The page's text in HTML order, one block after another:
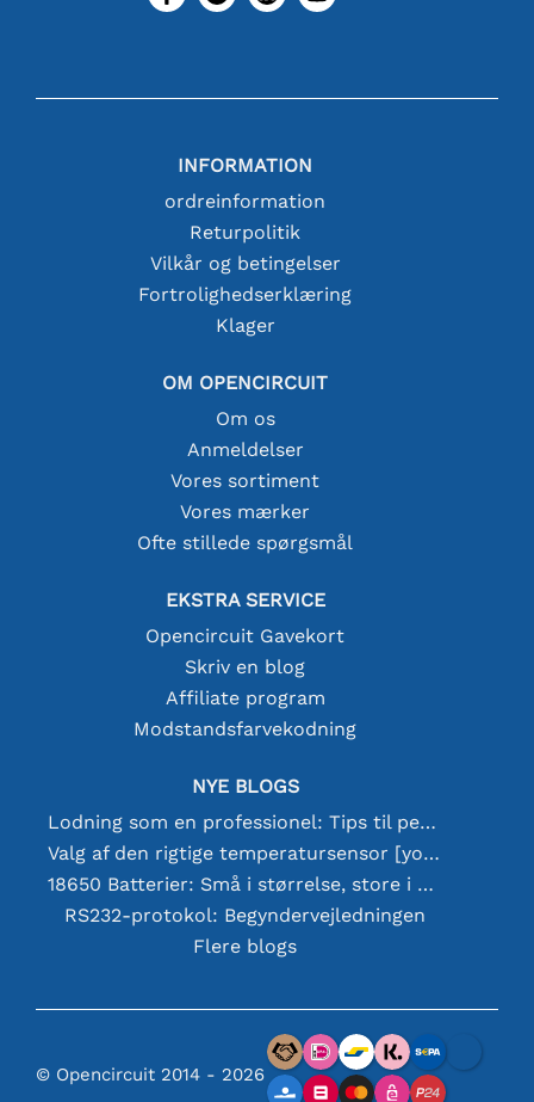
INFORMATION
ordreinformation
Returpolitik
Vilkår og betingelser
Fortrolighedserklæring
Klager
OM OPENCIRCUIT
Om os
Anmeldelser
Vores sortiment
Vores mærker
Ofte stillede spørgsmål
EKSTRA SERVICE
Opencircuit Gavekort
Skriv en blog
Affiliate program
Modstandsfarvekodning
NYE BLOGS
Lodning som en professionel: Tips til perfekte elektroniske forbindelser
Valg af den rigtige temperatursensor [youtube]
18650 Batterier: Små i størrelse, store i ydeevne
RS232-protokol: Begyndervejledningen
Flere blogs
© Opencircuit 2014 - 2026